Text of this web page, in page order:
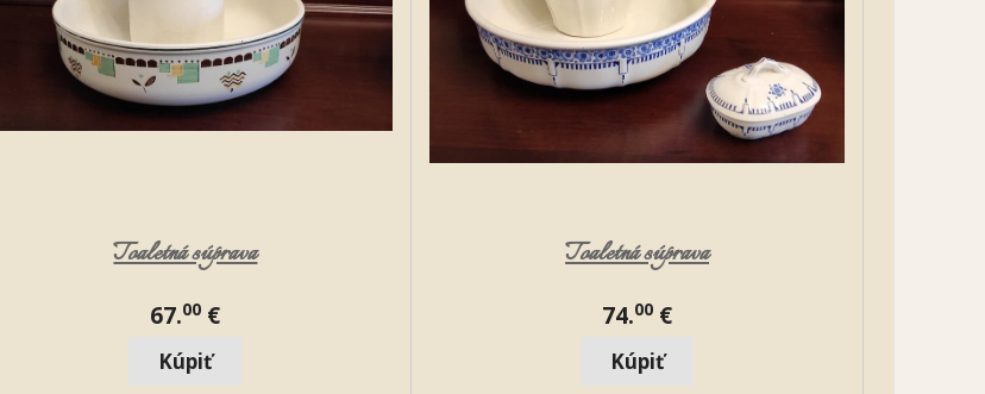
Toaletná súprava
67.00 €
Toaletná súprava
74.00 €